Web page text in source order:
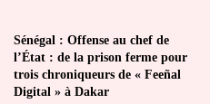
Sénégal : Offense au chef de
l’État : de la prison ferme pour
trois chroniqueurs de « Feeñal
Digital » à Dakar